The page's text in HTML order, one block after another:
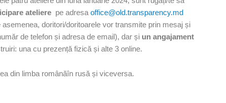
ateliere pe adresa office@old.transparency.md
asemenea, doritori/doritoarele vor transmite prin mesaj și
de telefon și adresa de email), dar și un angajament
una cu prezență fizică și alte 3 online.
din limba românăîn rusă și viceversa.